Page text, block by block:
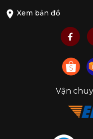
Xem bản đồ
Vận